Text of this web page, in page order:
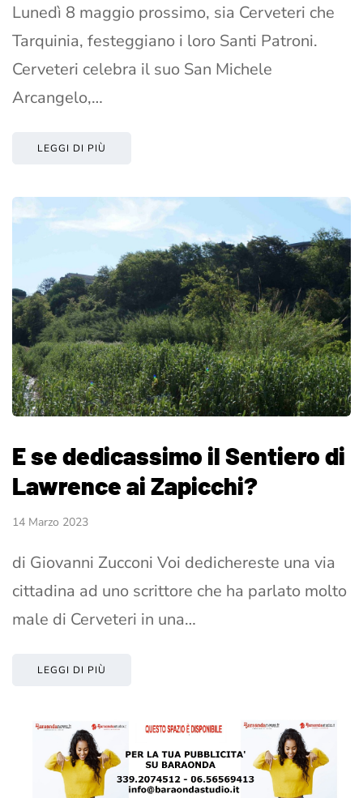
Lunedì 8 maggio prossimo, sia Cerveteri che
Tarquinia, festeggiano i loro Santi Patroni.
Cerveteri celebra il suo San Michele
Arcangelo,…
LEGGI DI PIÙ
E se dedicassimo il Sentiero di
Lawrence ai Zapicchi?
14 Marzo 2023
di Giovanni Zucconi Voi dedichereste una via
cittadina ad uno scrittore che ha parlato molto
male di Cerveteri in una…
LEGGI DI PIÙ